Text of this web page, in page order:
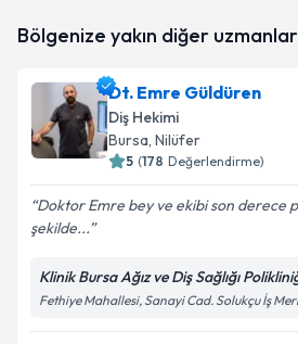
Bölgenize yakın diğer uzmanlar
Dt. Emre Güldüren
Diş Hekimi
Bursa, Nilüfer
5 (178 Değerlendirme)
Doktor Emre bey ve ekibi son derece
şekilde...
Klinik Bursa Ağız ve Diş Sağlığı
Fethiye Mahallesi, Sanayi Cad. Solukçu İş